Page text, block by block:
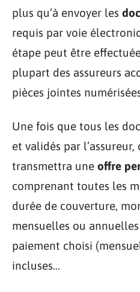
plus qu’à envoyer les
requis par voie
étape peut être
plupart des assureurs
pièces jointes
Une fois que tous les
et validés par l’assureur,
transmettra une offre
comprenant toutes les
durée de couverture,
mensuelles ou
paiement choisi
incluses…